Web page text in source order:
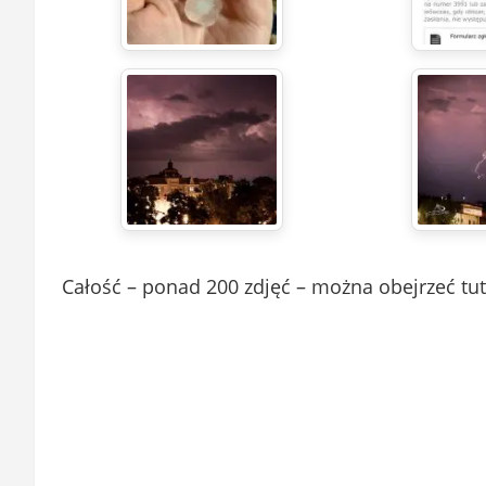
Całość – ponad 200 zdjęć – można obejrzeć